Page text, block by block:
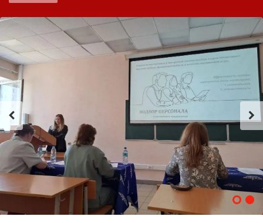
Сведения об
образовательной
ENG SPN
Приемная
комиссия
+7 (831) 262-26-20